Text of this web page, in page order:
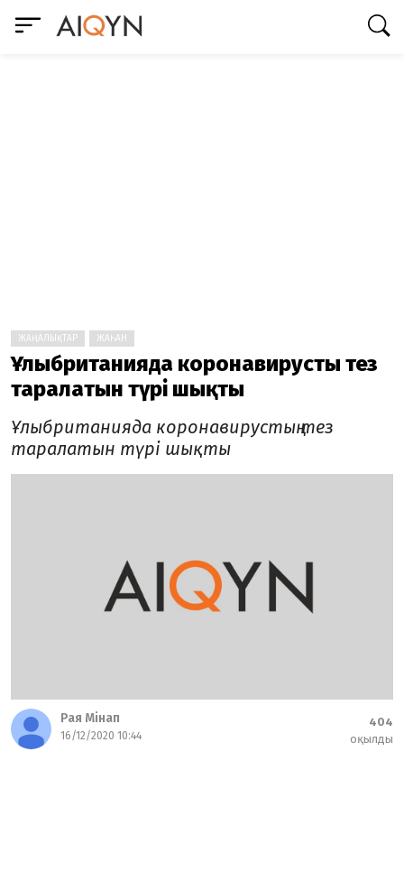
ЖАҢАЛЫҚТАР ЖАҺАН
Ұлыбританияда коронавирустың тез
таралатын түрі шықты
Ұлыбританияда коронавирустың тез
таралатын түрі шықты
Рая Мінап
16/12/2020 10:44
404
оқылды